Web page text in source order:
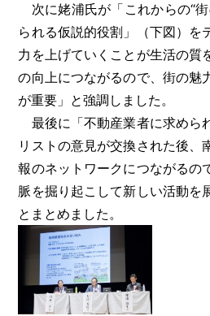
次に姥浦氏が「これからの“
られる仮説的役割」（下図）を
力を上げていくことが生活の質
の向上につながるので、街の魅
が重要」と強調しました。
最後に「不動産業者に求めら
リストの意見が交換された後、
報のネットワークにつながるの
脈を掘り起こして新しい活動を
とまとめました。